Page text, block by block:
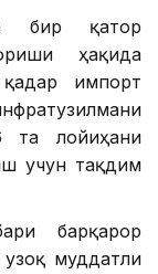
бир қатор
ҳақида
импорт
та лойиҳани
учун тақдим
барқарор
муддатли